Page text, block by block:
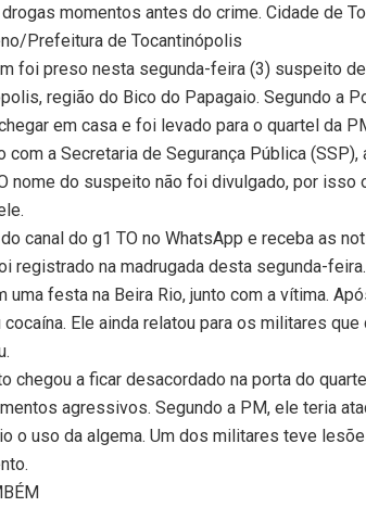
momentos antes do crime. Cidade de
Prefeitura de Tocantinópolis
foi preso nesta segunda-feira (3) suspeito
região do Bico do Papagaio. Segundo a
em casa e foi levado para o quartel da
com a Secretaria de Segurança Pública
nome do suspeito não foi divulgado, por isso
canal do g1 TO no WhatsApp e receba as
registrado na madrugada desta segunda-
uma festa na Beira Rio, junto com a vítima.
cocaína. Ele ainda relatou para os militares
chegou a ficar desacordado na porta do
agressivos. Segundo a PM, ele teria
o uso da algema. Um dos militares teve